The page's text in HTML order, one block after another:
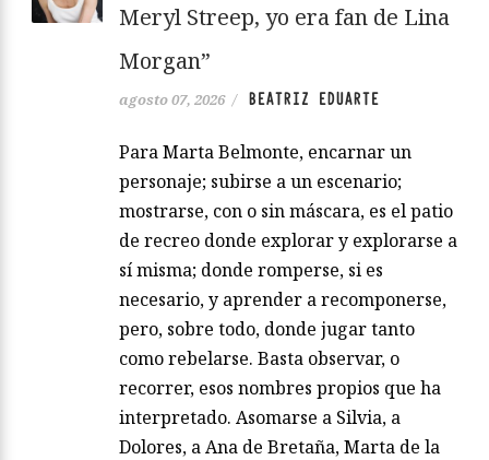
Meryl Streep, yo era fan de Lina
Morgan”
agosto 07, 2026 / BEATRIZ EDUARTE
Para Marta Belmonte, encarnar un
personaje; subirse a un escenario;
mostrarse, con o sin máscara, es el patio
de recreo donde explorar y explorarse a
sí misma; donde romperse, si es
necesario, y aprender a recomponerse,
pero, sobre todo, donde jugar tanto
como rebelarse. Basta observar, o
recorrer, esos nombres propios que ha
interpretado. Asomarse a Silvia, a
Dolores, a Ana de Bretaña, Marta de la